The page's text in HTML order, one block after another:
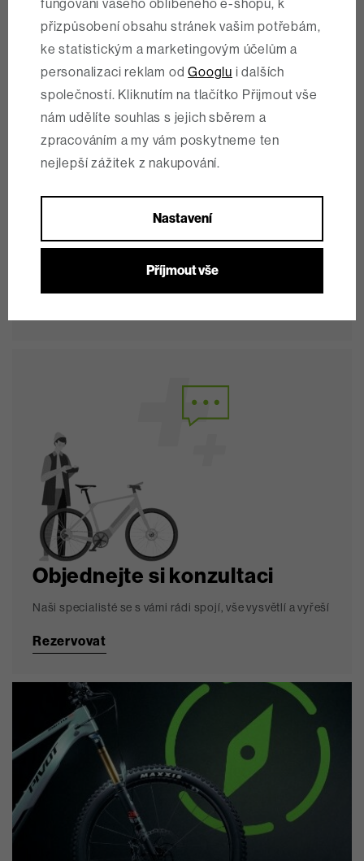
Válka středových motorů!
Jaký motor je ten nejlepší? To zjistíte v tomto článku
Objednejte si konzultaci
Naši specialisté se s vámi rádi spojí, vše vysvětlí a vyřeší
Rezervovat
fungování vašeho oblíbeného e-shopu, k
přizpůsobení obsahu stránek vašim potřebám,
ke statistickým a marketingovým účelům a
personalizaci reklam odGooglu i dalších
společností. Kliknutím na tlačítko Přijmout vše
nám udělíte souhlas s jejich sběrem a
zpracováním a my vám poskytneme ten
nejlepší zážitek z nakupování.
Nastavení
Příjmout vše